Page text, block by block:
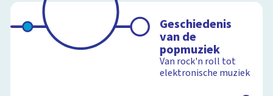
Geschiedenis
van de
popmuziek
Van rock'n roll tot
elektronische muziek